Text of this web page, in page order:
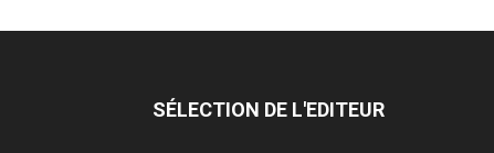
SÉLECTION DE L'EDITEUR